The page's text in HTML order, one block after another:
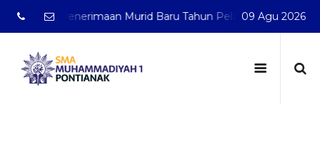
Penerimaan Murid Baru Tahun Pelajaran 2026/2027
09 Agu 2026